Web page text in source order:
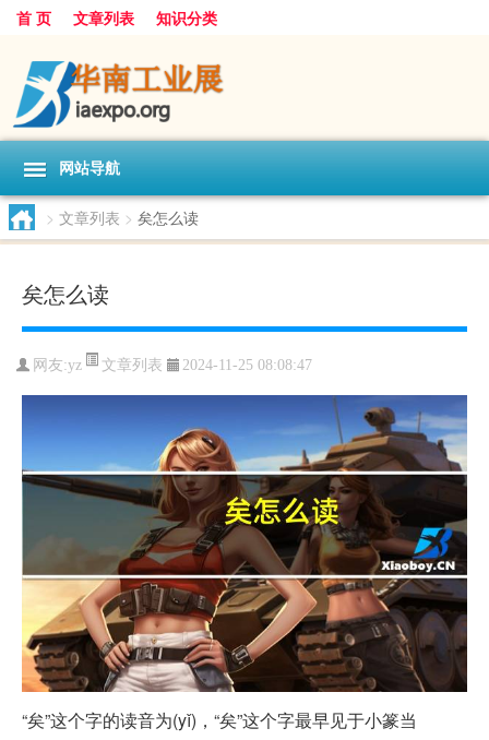
首 页 文章列表 知识分类
网站导航
> 文章列表 > 矣怎么读
矣怎么读
网友:yz 文章列表 2024-11-25 08:08:47
“矣”这个字的读音为(yǐ)，“矣”这个字最早见于小篆当